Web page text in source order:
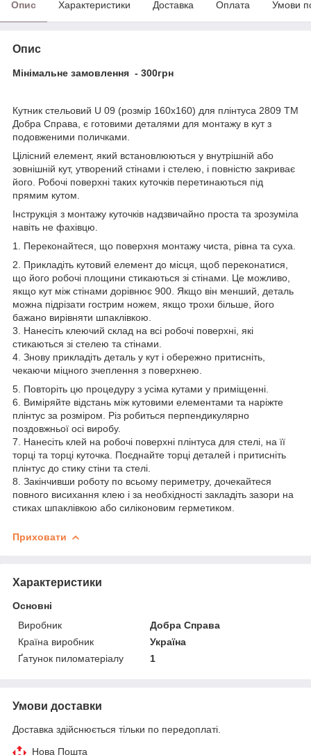
Опис Характеристики Доставка Оплата Умови
Опис
Мінімальне замовлення - 300грн
Кутник стельовий U 09 (розмір 160х160) для плінтуса 2809 ТМ
Добра Справа, є готовими деталями для монтажу в кут з
подовженими поличками.
Цілісний елемент, який встановлюються у внутрішній або
зовнішній кут, утворений стінами і стелею, і повністю закриває
його. Робочі поверхні таких куточків перетинаються під
прямим кутом.
Інструкція з монтажу куточків надзвичайно проста та зрозуміла
навіть не фахівцю.
1. Переконайтеся, що поверхня монтажу чиста, рівна та суха.
2. Прикладіть кутовий елемент до місця, щоб переконатися,
що його робочі площини стикаються зі стінами. Це можливо,
якщо кут між стінами дорівнює 900. Якщо він менший, деталь
можна підрізати гострим ножем, якщо трохи більше, його
бажано вирівняти шпаклівкою.
3. Нанесіть клеючий склад на всі робочі поверхні, які
стикаються зі стелею та стінами.
4. Знову прикладіть деталь у кут і обережно притисніть,
чекаючи міцного зчеплення з поверхнею.
5. Повторіть цю процедуру з усіма кутами у приміщенні.
6. Виміряйте відстань між кутовими елементами та наріжте
плінтус за розміром. Різ робиться перпендикулярно
поздовжньої осі виробу.
7. Нанесіть клей на робочі поверхні плінтуса для стелі, на її
торці та торці куточка. Поєднайте торці деталей і притисніть
плінтус до стику стіни та стелі.
8. Закінчивши роботу по всьому периметру, дочекайтеся
повного висихання клею і за необхідності закладіть зазори на
стиках шпаклівкою або силіконовим герметиком.
Приховати
Характеристики
Основні
Виробник
Добра Справа
Країна виробник
Україна
Ґатунок пиломатеріалу
1
Умови доставки
Доставка здійснюється тільки по передоплаті.
Нова Пошта